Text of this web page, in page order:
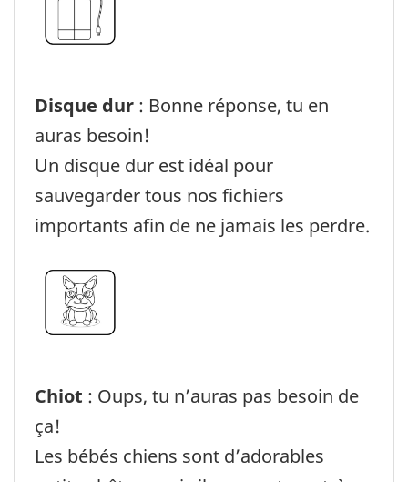
Disque dur : Bonne réponse, tu en
auras besoin!
Un disque dur est idéal pour
sauvegarder tous nos fichiers
importants afin de ne jamais les perdre.
Chiot : Oups, tu n’auras pas besoin de
ça!
Les bébés chiens sont d’adorables